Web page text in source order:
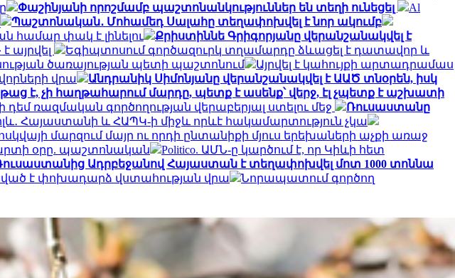
Փաշինյանի որոշմամբ պաշտոնանկություններ են տեղի ունեցել
Al
Պաշտոնական․ Մոհամեդ Սալահը տեղափոխվել է նոր ակումբ
համար փակ է լինելու
Քրիստիննե Գրիգորյանը վերանշանակվել է
այրվել
Եգիպտոսում գործազուրկ տղամարդը ձևացել է դատավոր և
ծառայության պետի պաշտոնում
Այրվել է կահույքի արտադրամաս
վրա
Անդրանիկ Սիմոնյանը վերանշանակվել է ԱԱԾ տնօրեն, իսկ
է, չի հաղթահարում մարդը, պետք է ասենք՝ վերջ, էլ չպետք է աշխատի
ռազմական գործողության վերաբերյալ ստելու մեջ
Ռուսաստանը
Հայաստանի և ՀԱՊԿ-ի միջև որևէ հակամարտություն չկա
մարզում մայր ու որդի ընտանիքի մյուս երեխաների աչքի առաջ
օրը. պաշտոնական
Politico. ԱՄՆ-ը կարծում է, որ Կիևի հետ
Ադրբեջանով Հայաստան է տեղափոխվել մոտ 1000 տոննա
է փոխադարձ վստահության վրա
Նորապատում գործող